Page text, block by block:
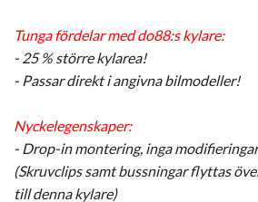
Tunga fördelar med do88:s kylare:
- 25 % större kylarea!
- Passar direkt i angivna bilmodeller!
Nyckelegenskaper:
- Drop-in montering, inga
(Skruvclips samt bussningar flyttas
till denna kylare)